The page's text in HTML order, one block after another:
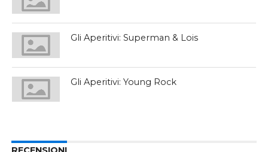
Gli Aperitivi: Superman & Lois
Gli Aperitivi: Young Rock